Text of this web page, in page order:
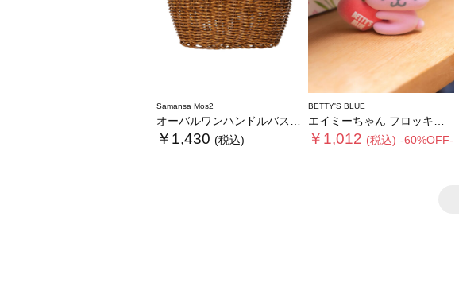
Samansa Mos2
オーバルワンハンドルバスケットS
￥1,430 (税込)
BETTY'S BLUE
エイミーちゃん フロッキーチャーム
￥1,012 (税込) -60%OFF-